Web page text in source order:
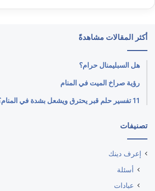
أكثر المقالات مشاهدةً
هل السبليمنال حرام؟
رؤية صراخ الميت في المنام
11 تفسير حلم قبر يحترق ويشعل بشدة في المنام؟
تصنيفات
إعرف دينك
أسئلة
عبادات